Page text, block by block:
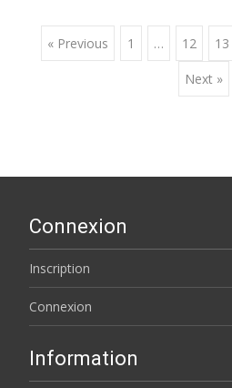
Posts
navigation
« Previous 1 … 12 13
Next »
Connexion
Inscription
Connexion
Information